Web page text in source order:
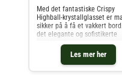
Les mer her
Med det fantastiske Crispy
Highball-krystallglasset er
sikker på å få et vakkert
det elegante og sofistikerte
uttrykket kan man nyte enhver
form for drikke, enten det er et
glass iskaldt vann eller en
drink på festen.